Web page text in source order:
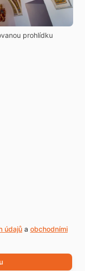
prohlídku
údajůa obchodními